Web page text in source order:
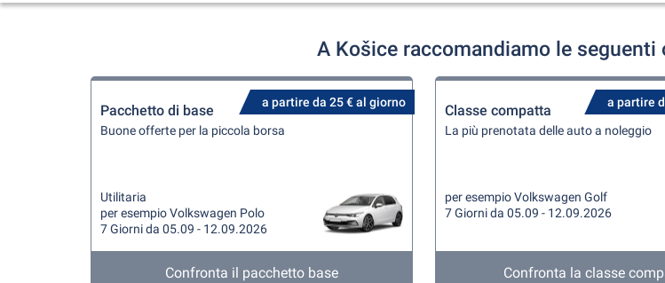
A Košice raccomandiamo le
a partire da 25 € al giorno
Pacchetto di base
Buone offerte per la piccola borsa
Utilitaria
per esempio Volkswagen Polo
7 Giorni da 05.09 - 12.09.2026
Confronta il pacchetto base
a partire
Classe compatta
La più prenotata delle auto a noleggio
per esempio Volkswagen Golf
7 Giorni da 05.09 - 12.09.2026
Confronta la classe